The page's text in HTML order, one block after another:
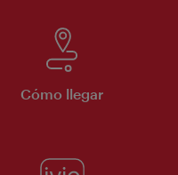
Cómo llegar